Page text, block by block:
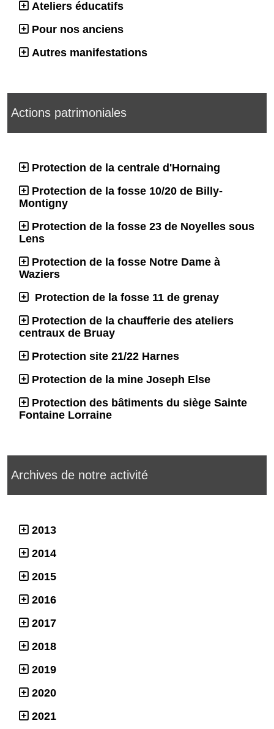
Ateliers éducatifs
Pour nos anciens
Autres manifestations
Actions patrimoniales
Protection de la centrale d'Hornaing
Protection de la fosse 10/20 de Billy-
Montigny
Protection de la fosse 23 de Noyelles sous
Lens
Protection de la fosse Notre Dame à
Waziers
Protection de la fosse 11 de grenay
Protection de la chaufferie des ateliers
centraux de Bruay
Protection site 21/22 Harnes
Protection de la mine Joseph Else
Protection des bâtiments du siège Sainte
Fontaine Lorraine
Archives de notre activité
2013
2014
2015
2016
2017
2018
2019
2020
2021